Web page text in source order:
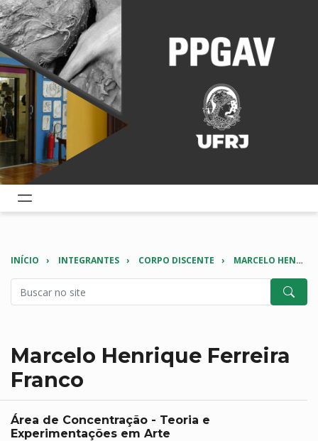
INÍCIO INTEGRANTES CORPO DISCENTE MARCELO HENRIQUE FERREIRA FRANCO
Marcelo Henrique Ferreira
Franco
Área de Concentração - Teoria e
Experimentações em Arte